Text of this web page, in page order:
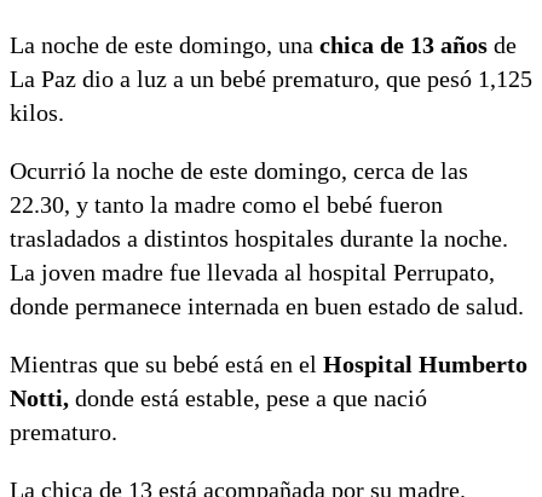
La noche de este domingo, una chica de 13 años de
La Paz dio a luz a un bebé prematuro, que pesó 1,125
kilos.
Ocurrió la noche de este domingo, cerca de las
22.30, y tanto la madre como el bebé fueron
trasladados a distintos hospitales durante la noche.
La joven madre fue llevada al hospital Perrupato,
donde permanece internada en buen estado de salud.
Mientras que su bebé está en el Hospital Humberto
Notti, donde está estable, pese a que nació
prematuro.
La chica de 13 está acompañada por su madre.